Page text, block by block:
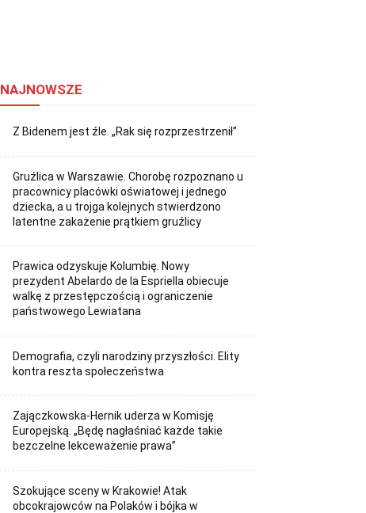
NAJNOWSZE
Z Bidenem jest źle. „Rak się rozprzestrzenił”
Gruźlica w Warszawie. Chorobę rozpoznano u
pracownicy placówki oświatowej i jednego
dziecka, a u trojga kolejnych stwierdzono
latentne zakażenie prątkiem gruźlicy
Prawica odzyskuje Kolumbię. Nowy
prezydent Abelardo de la Espriella obiecuje
walkę z przestępczością i ograniczenie
państwowego Lewiatana
Demografia, czyli narodziny przyszłości. Elity
kontra reszta społeczeństwa
Zajączkowska-Hernik uderza w Komisję
Europejską. „Będę nagłaśniać każde takie
bezczelne lekceważenie prawa”
Szokujące sceny w Krakowie! Atak
obcokrajowców na Polaków i bójka w